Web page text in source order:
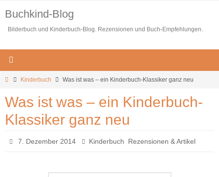
Inhalt
springen
Buchkind-Blog
Bilderbuch und Kinderbuch-Blog. Rezensionen und Buch-Empfehlungen.
StartKinderbuch Was ist was – ein Kinderbuch-Klassiker ganz neu
Was ist was – ein Kinderbuch-
Klassiker ganz neu
7. Dezember 2014 Kinderbuch Rezensionen & Artikel